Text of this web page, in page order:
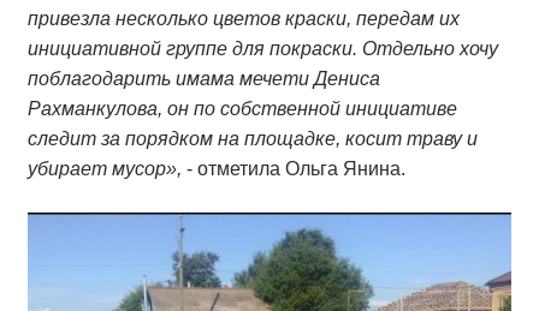
привезла несколько цветов краски, передам их
инициативной группе для покраски. Отдельно хочу
поблагодарить имама мечети Дениса
Рахманкулова, он по собственной инициативе
следит за порядком на площадке, косит траву и
убирает мусор», - отметила Ольга Янина.